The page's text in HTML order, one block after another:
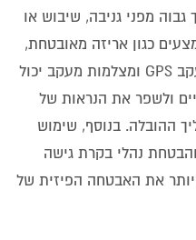
מפני גניבה, שיבוש או
כגון אריזה מאובטחת,
חותמות ברורות, התקני מעקב GPS ומצלמות מעקב יכול
ולשפר את הנראות של
ההובלה. בנוסף, שימוש
נהלי בקרת גישה
יותר את האבטחה הפיזית של